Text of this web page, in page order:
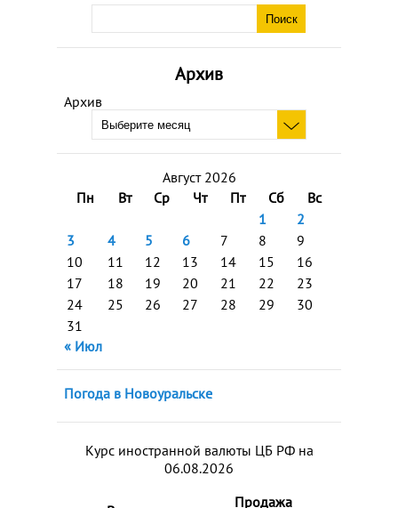
Архив
Архив
Август 2026
Пн
Вт Ср Чт Пт Сб
Вс
1
2
3
4 5 6 7 8
9
10
11 12 13 14 15
16
17
18 19 20 21 22
23
24
25 26 27 28 29
30
31
« Июл
Погода в Новоуральске
Курс иностранной валюты ЦБ РФ на
06.08.2026
Продажа